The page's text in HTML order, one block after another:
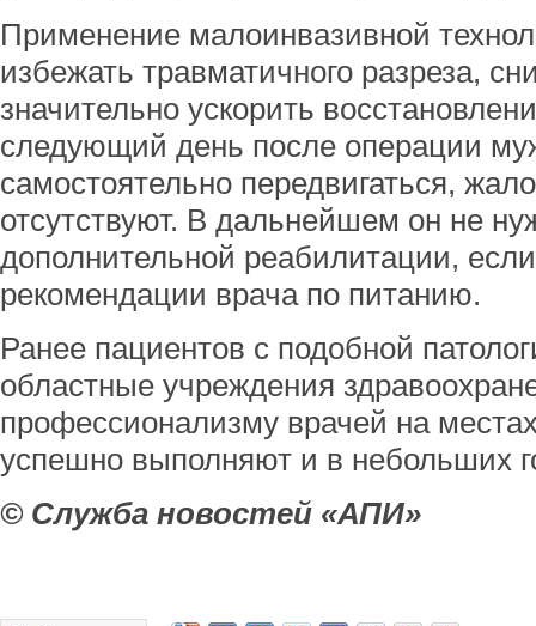
Применение малоинвазивной
избежать травматичного разреза,
значительно ускорить
следующий день после операции
самостоятельно передвигаться,
отсутствуют. В дальнейшем он не
дополнительной реабилитации,
рекомендации врача по питанию.
Ранее пациентов с подобной
областные учреждения
профессионализму врачей на
успешно выполняют и в небольших
© Служба новостей «АПИ»